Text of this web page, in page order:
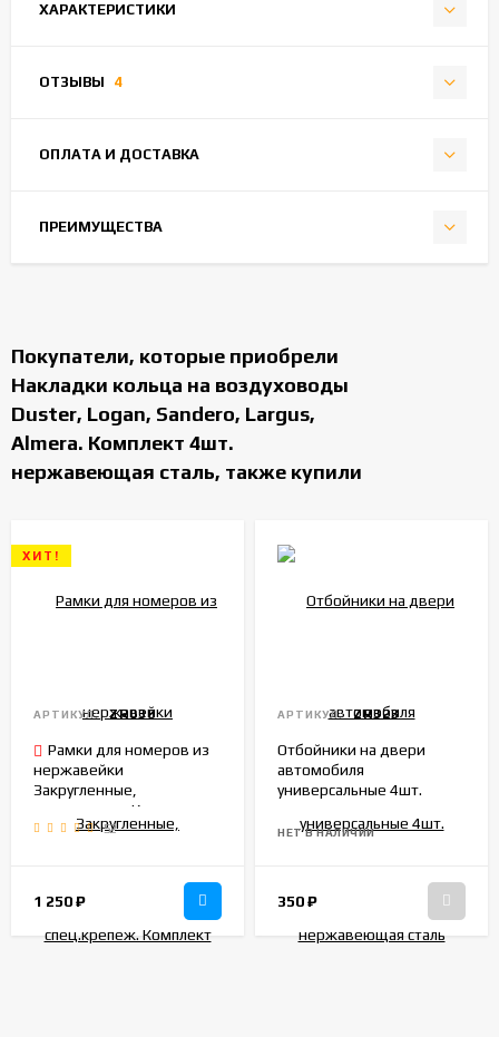
ХАРАКТЕРИСТИКИ
ОТЗЫВЫ 4
ОПЛАТА И ДОСТАВКА
ПРЕИМУЩЕСТВА
Покупатели, которые приобрели
Накладки кольца на воздуховоды
Duster, Logan, Sandero, Largus,
Almera. Комплект 4шт.
нержавеющая сталь, также купили
ХИТ!
АРТИКУЛ: ZR038
Рамки для номеров из
нержавейки
Закругленные,
спец.крепеж. Комплект
2шт.
52
1 250₽
АРТИКУЛ: ZR323
Отбойники на двери
автомобиля
универсальные 4шт.
НЕТ В НАЛИЧИИ
350₽